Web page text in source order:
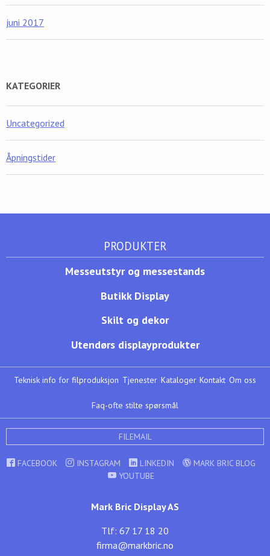
juni 2017
KATEGORIER
Uncategorized
Åpningstider
PRODUKTER
Messeutstyr og messestands
Butikk Display
Skilt og dekor
Utendørs displayprodukter
Teknisk info for filproduksjon Tjenester Kataloger Kontakt Om oss
Faq-ofte stilte spørsmål
FILEMAIL
FACEBOOK INSTAGRAM LINKEDIN
MARK BRIC BLOG
YOUTUBE
Mark Bric Display AS
Tlf: 67 17 18 20
firma@markbric.no